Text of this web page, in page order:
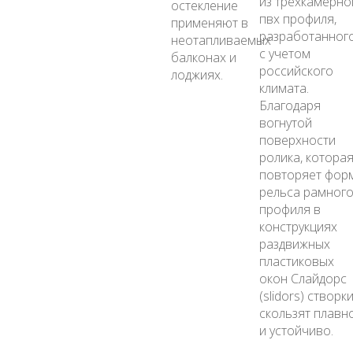
остекление
применяют в
неотапливаемых
балконах и
лоджиях.
пвх профиля,
с учетом
российского
климата.
Благодаря
вогнутой
поверхности
ролика, которая
повторяет
рельса рамного
профиля в
конструкциях
раздвижных
пластиковых
окон Слайдорс
(slidors) створки
скользят
и устойчиво.